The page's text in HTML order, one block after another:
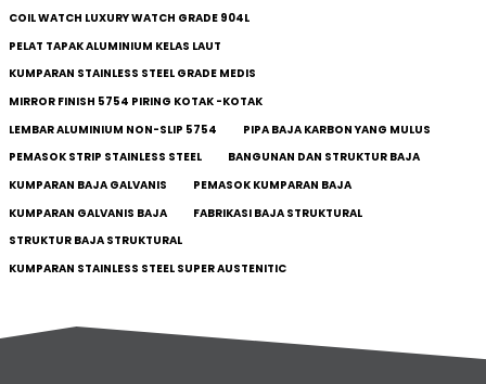
COIL WATCH LUXURY WATCH GRADE 904L
PELAT TAPAK ALUMINIUM KELAS LAUT
KUMPARAN STAINLESS STEEL GRADE MEDIS
MIRROR FINISH 5754 PIRING KOTAK -KOTAK
LEMBAR ALUMINIUM NON-SLIP 5754
PIPA BAJA KARBON YANG MULUS
PEMASOK STRIP STAINLESS STEEL
BANGUNAN DAN STRUKTUR BAJA
KUMPARAN BAJA GALVANIS
PEMASOK KUMPARAN BAJA
KUMPARAN GALVANIS BAJA
FABRIKASI BAJA STRUKTURAL
STRUKTUR BAJA STRUKTURAL
KUMPARAN STAINLESS STEEL SUPER AUSTENITIC